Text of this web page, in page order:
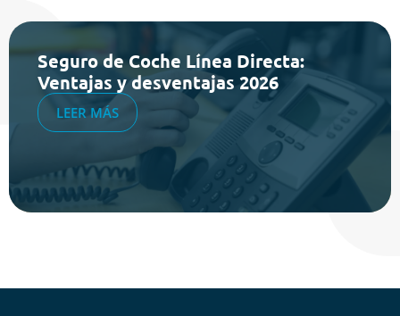
Seguro de Coche Línea Directa:
Ventajas y desventajas 2026
LEER MÁS